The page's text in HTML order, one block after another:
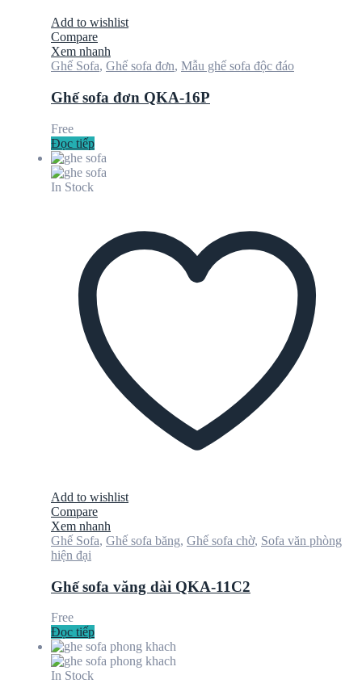
Add to wishlist
Compare
Xem nhanh
Ghế Sofa, Ghế sofa đơn, Mẫu ghế sofa độc đáo
Ghế sofa đơn QKA-16P
Free
Đọc tiếp
In Stock
Add to wishlist
Compare
Xem nhanh
Ghế Sofa, Ghế sofa băng, Ghế sofa chờ, Sofa văn phòng
hiện đại
Ghế sofa văng dài QKA-11C2
Free
Đọc tiếp
In Stock